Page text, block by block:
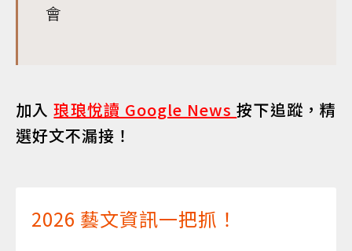
會
加入琅琅悅讀 Google News按下追蹤，精
選好文不漏接！
2026 藝文資訊一把抓！